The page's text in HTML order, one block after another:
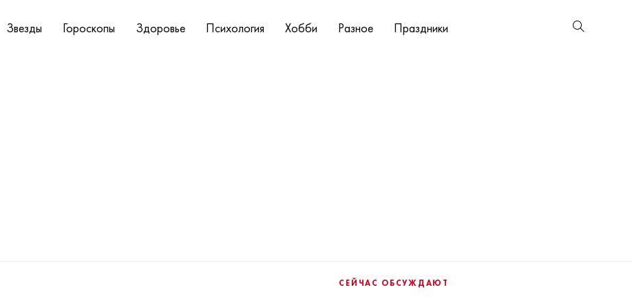
Звезды Гороскопы Здоровье Психология Хобби Разное Праздники
СЕЙЧАС ОБСУЖДАЮТ